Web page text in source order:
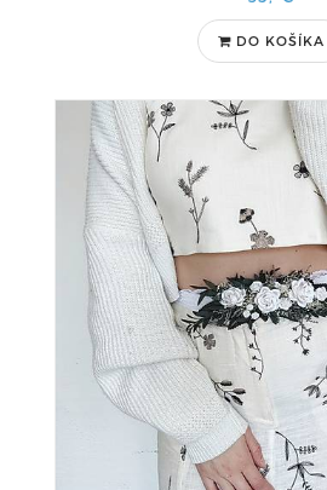
DO KOŠÍKA